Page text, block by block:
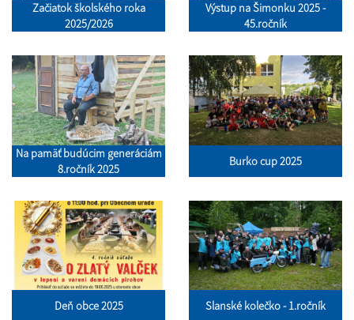
Začiatok školského roka
2025/2026
Výstup na Šimonku 2025 -
45.ročník
Na pamäť budúcim generáciám
8.ročník 2025
Burko cup 2025
Deň obce 2025 Slanské kolečko - 1.ročník